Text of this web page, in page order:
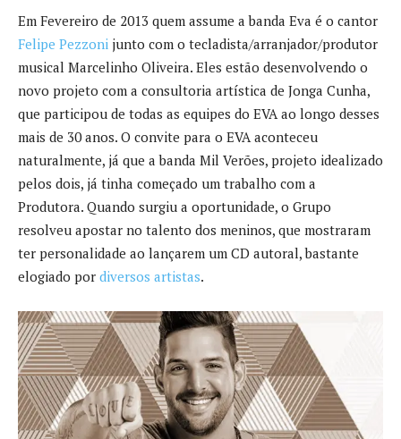
Em Fevereiro de 2013 quem assume a banda Eva é o cantor
Felipe Pezzoni junto com o tecladista/arranjador/produtor
musical Marcelinho Oliveira. Eles estão desenvolvendo o
novo projeto com a consultoria artística de Jonga Cunha,
que participou de todas as equipes do EVA ao longo desses
mais de 30 anos. O convite para o EVA aconteceu
naturalmente, já que a banda Mil Verões, projeto idealizado
pelos dois, já tinha começado um trabalho com a
Produtora. Quando surgiu a oportunidade, o Grupo
resolveu apostar no talento dos meninos, que mostraram
ter personalidade ao lançarem um CD autoral, bastante
elogiado por diversos artistas.